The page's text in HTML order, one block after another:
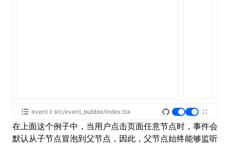
event src/event_bubble/index.tsx
在上面这个例子中，当用户点击页面任意节点时，事件会
默认从子节点冒泡到父节点，因此，父节点始终能够监听